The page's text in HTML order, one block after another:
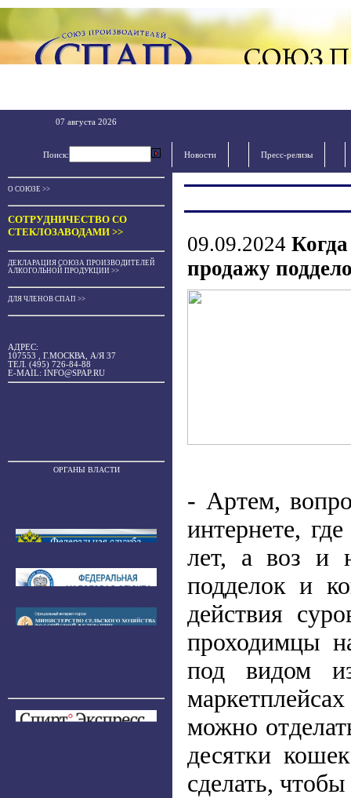
07 августа 2026
Поиск: Новости Пресс-релизы
О СОЮЗЕ >>
СОТРУДНИЧЕСТВО СО
СТЕКЛОЗАВОДАМИ >>
ДЕКЛАРАЦИЯ СОЮЗА ПРОИЗВОДИТЕЛЕЙ
АЛКОГОЛЬНОЙ ПРОДУКЦИИ >>
ДЛЯ ЧЛЕНОВ СПАП >>
АДРЕС:
107553 , Г.МОСКВА, А/Я 37
ТЕЛ. (495) 726-84-88
E-MAIL: INFO@SPAP.RU
ОРГАНЫ ВЛАСТИ
09.09.2024
продажу
- Артем,
интернете,
лет, а воз и
подделок и
действия
проходимцы
под видом
можно
десятки
сделать,